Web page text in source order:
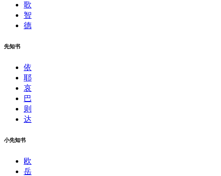
歌
智
德
先知书
依
耶
哀
巴
则
达
小先知书
欧
岳